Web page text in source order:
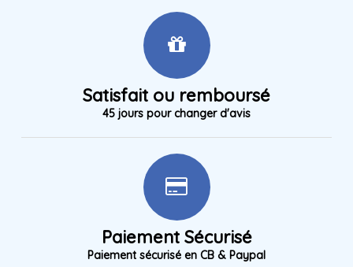
Satisfait ou remboursé
45 jours pour changer d'avis
Paiement Sécurisé
Paiement sécurisé en CB & Paypal